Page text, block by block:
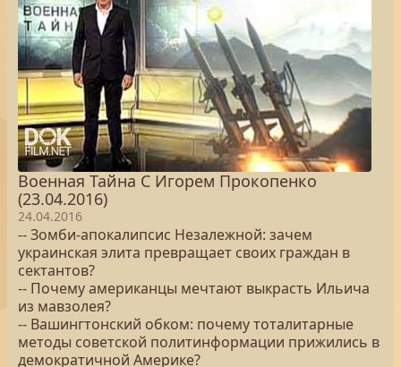
Военная Тайна С Игорем Прокопенко
(23.04.2016)
24.04.2016
-- Зомби-апокалипсис Незалежной: зачем
украинская элита превращает своих граждан в
сектантов?
-- Почему американцы мечтают выкрасть Ильича
из мавзолея?
-- Вашингтонский обком: почему тоталитарные
методы советской политинформации прижились в
демократичной Америке?